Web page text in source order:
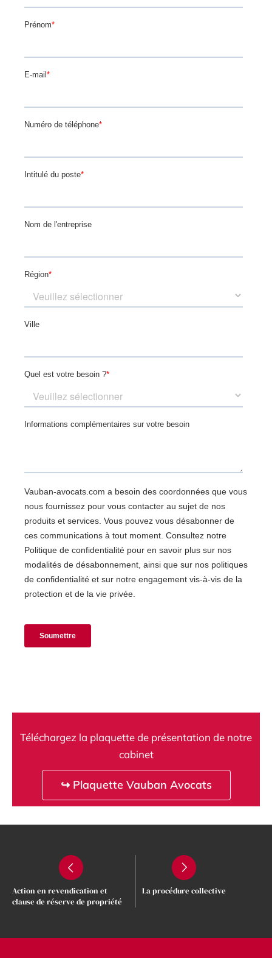
Téléchargez la plaquette de présentation de notre
cabinet
↪ Plaquette Vauban Avocats
Action en revendication et
clause de réserve de propriété
La procédure collective